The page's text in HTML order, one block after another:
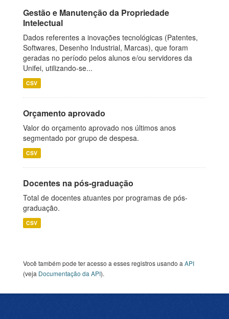
Gestão e Manutenção da Propriedade
Intelectual
Dados referentes a inovações tecnológicas (Patentes,
Softwares, Desenho Industrial, Marcas), que foram
geradas no período pelos alunos e/ou servidores da
Unifei, utilizando-se...
CSV
Orçamento aprovado
Valor do orçamento aprovado nos últimos anos
segmentado por grupo de despesa.
CSV
Docentes na pós-graduação
Total de docentes atuantes por programas de pós-
graduação.
CSV
Você também pode ter acesso a esses registros usando a API
(veja Documentação da API).